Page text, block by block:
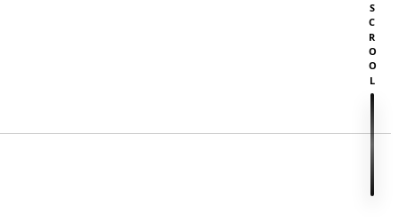
SCROOL